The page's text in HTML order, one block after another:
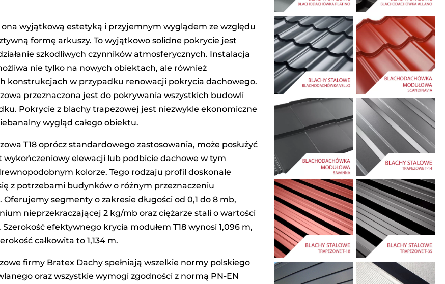
ona wyjątkową estetyką i przyjemnym wyglądem ze względu
formę arkuszy. To wyjątkowo solidne pokrycie jest
szkodliwych czynników atmosferycznych. Instalacja
nie tylko na nowych obiektach, ale również
konstrukcjach w przypadku renowacji pokrycia dachowego.
przeznaczona jest do pokrywania wszystkich budowli
Pokrycie z blachy trapezowej jest niezwykle ekonomiczne
wygląd całego obiektu.
T18 oprócz standardowego zastosowania, może posłużyć
wykończeniowy elewacji lub podbicie dachowe w tym
kolorze. Tego rodzaju profil doskonale
z potrzebami budynków o różnym przeznaczeniu
segmenty o zakresie długości od 0,1 do 8 mb,
nieprzekraczającej 2 kg/mb oraz ciężarze stali o wartości
Szerokość efektywnego krycia modułem T18 wynosi 1,096 m,
całkowita to 1,134 m.
firmy Bratex Dachy spełniają wszelkie normy polskiego
oraz wszystkie wymogi zgodności z normą PN-EN